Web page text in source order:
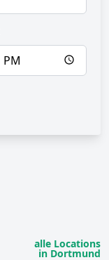
alle Locations
in Dortmund